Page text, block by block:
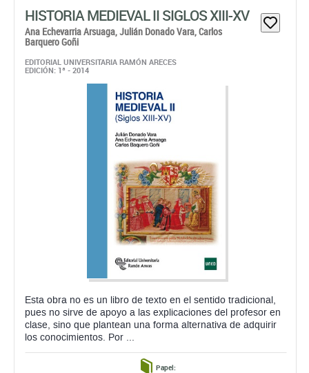
HISTORIA MEDIEVAL II SIGLOS XIII-XV
Ana Echevarria Arsuaga,Julián Donado Vara,Carlos
Barquero Goñi
EDITORIAL UNIVERSITARIA RAMÓN ARECES
EDICIÓN: 1ª - 2014
Esta obra no es un libro de texto en el sentido tradicional,
pues no sirve de apoyo a las explicaciones del profesor en
clase, sino que plantean una forma alternativa de adquirir
los conocimientos. Por ...
Papel: